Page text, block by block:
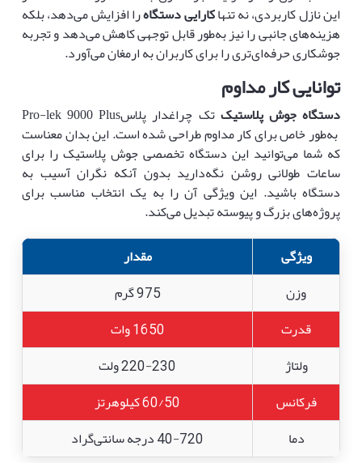
این نازل کاربردی، نه تنهاکارایی دستگاهرا افزایش می‌دهد، بلکه
هزینه‌های جانبی را نیز به‌طور قابل توجهی کاهش می‌دهد و تجربه
جوشکاری حرفه‌ای‌تری را برای کاربران به ارمغان می‌آورد.
توانایی کار مداوم
دستگاهجوش پلاستیک تک چراغدار پلاسPro-lek 9000 Plus
به‌طور خاص برای کار مداوم طراحی شده است. این بدان معناست
که شما می‌توانید این دستگاه تخصصی جوش پلاستیک را برای
ساعات طولانی روشن نگه‌دارید بدون آنکه نگران آسیب به
دستگاه باشید. این ویژگی آن را به یک انتخاب مناسب برای
پروژه‌های بزرگ و پیوسته تبدیل می‌کند.
ویژگی
مقدار
وزن
975 گرم
قدرت
1650 وات
ولتاژ
220-230 ولت
فرکانس
60/50 کیلوهرتز
دما
40-720 درجه سانتی‌گراد